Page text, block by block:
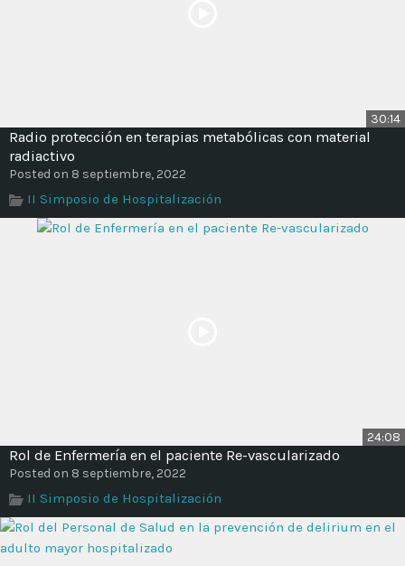
30:14
Radio protección en terapias metabólicas con material
radiactivo
Posted on 8 septiembre, 2022
II Simposio de Hospitalización
24:08
Rol de Enfermería en el paciente Re-vascularizado
Posted on 8 septiembre, 2022
II Simposio de Hospitalización